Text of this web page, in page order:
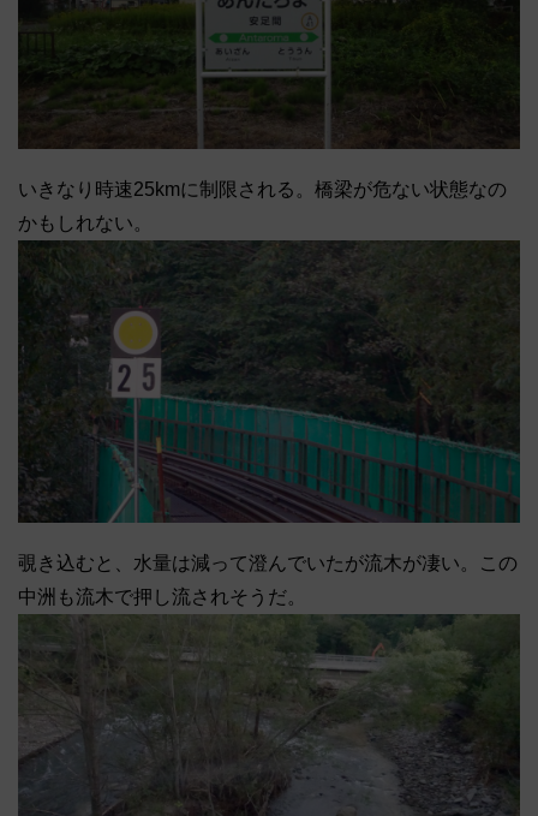
いきなり時速25kmに制限される。橋梁が危ない状態なの
かもしれない。
覗き込むと、水量は減って澄んでいたが流木が凄い。この
中洲も流木で押し流されそうだ。